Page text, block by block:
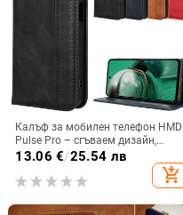
Калъф за мобилен телефон HMD
Pulse Pro – сгъваем дизайн,
магнитно задържане, джоб за
карти, TPU кожа, удароустойчив
13.06 €/25.54 лв
add_shopping_cart